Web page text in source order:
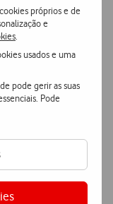
próprios e de
e
usados e uma
pode gerir as suas
Pode